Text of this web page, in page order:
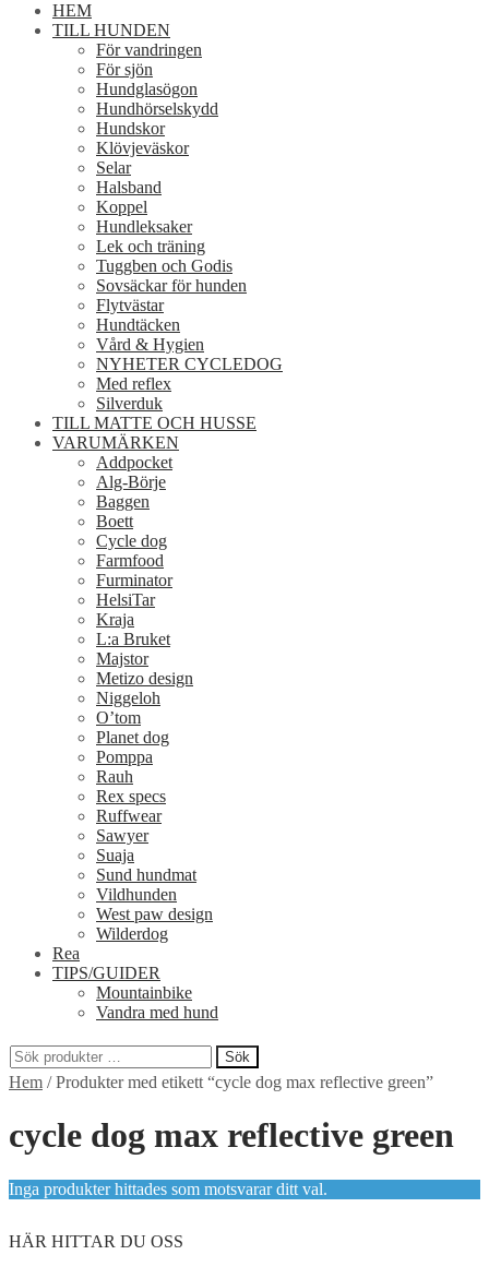
HEM
TILL HUNDEN
För vandringen
För sjön
Hundglasögon
Hundhörselskydd
Hundskor
Klövjeväskor
Selar
Halsband
Koppel
Hundleksaker
Lek och träning
Tuggben och Godis
Sovsäckar för hunden
Flytvästar
Hundtäcken
Vård & Hygien
NYHETER CYCLEDOG
Med reflex
Silverduk
TILL MATTE OCH HUSSE
VARUMÄRKEN
Addpocket
Alg-Börje
Baggen
Boett
Cycle dog
Farmfood
Furminator
HelsiTar
Kraja
L:a Bruket
Majstor
Metizo design
Niggeloh
O’tom
Planet dog
Pomppa
Rauh
Rex specs
Ruffwear
Sawyer
Suaja
Sund hundmat
Vildhunden
West paw design
Wilderdog
Rea
TIPS/GUIDER
Mountainbike
Vandra med hund
Sök
efter:
Sök
Hem /Produkter med etikett “cycle dog max reflective green”
cycle dog max reflective green
Inga produkter hittades som motsvarar ditt val.
HÄR HITTAR DU OSS